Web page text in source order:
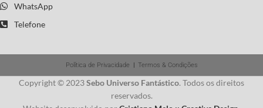
WhatsApp
Telefone
Política de Privacidade | Termos & Condições
Copyright © 2023Sebo Universo Fantástico. Todos os direitos
reservados.